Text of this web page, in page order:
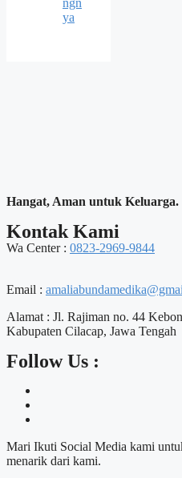
ya
Hangat, Aman untuk Keluarga.
Kontak Kami
Wa Center : 0823-2969-9844
Email :
Alamat : Jl. Rajiman no. 44
Kabupaten Cilacap, Jawa Tengah
Follow Us :
Mari Ikuti Social Media kami
menarik dari kami.